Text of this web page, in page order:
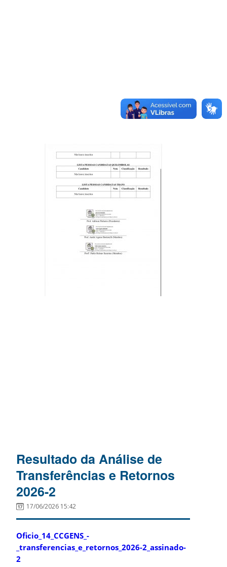
Resultado da Análise de
Transferências e Retornos
2026-2
17/06/2026 15:42
Oficio_14_CCGENS_-
_transferencias_e_retornos_2026-2_assinado-
2